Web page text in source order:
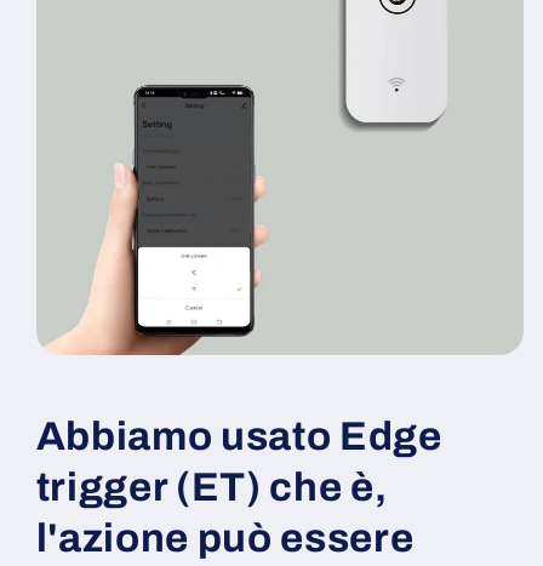
Abbiamo usato Edge
trigger (ET) che è,
l'azione può essere